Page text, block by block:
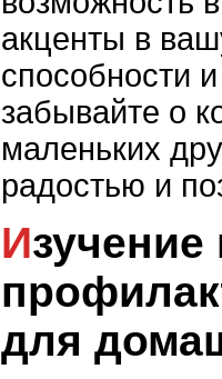
акценты в
способности
забывайте о
маленьких
радостью и
Изучение и освоение
для